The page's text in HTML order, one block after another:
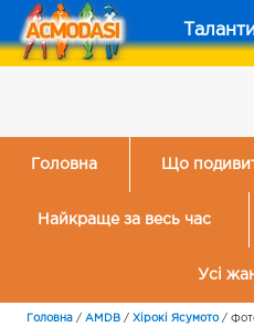
Головна Що
Найкраще за весь час
Усі
Головна / AMDB / Хірокі Ясумото /